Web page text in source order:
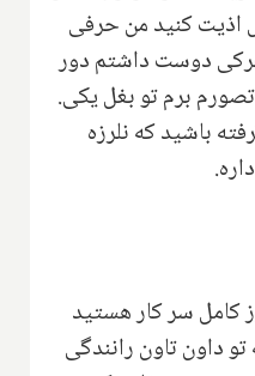
کنید من حرفی
هرکی دوست داشتم دور
برم تو بغل یکی.
باشید که نلرزه
کامل سر کار هستید
تو داون تاون رانندگی